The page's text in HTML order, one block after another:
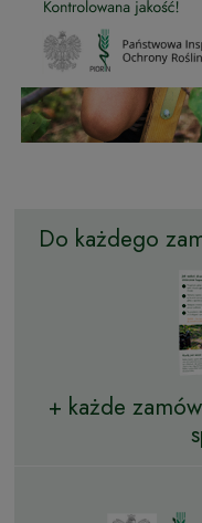
Do każdego
+ każde